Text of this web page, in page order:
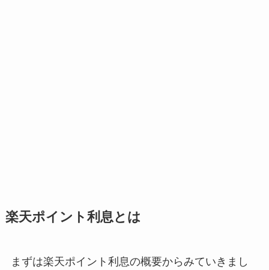
楽天ポイント利息とは
まずは楽天ポイント利息の概要からみていきまし